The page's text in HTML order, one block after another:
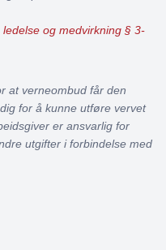
og medvirkning § 3-
at verneombud får den
for å kunne utføre vervet
er ansvarlig for
utgifter i forbindelse med